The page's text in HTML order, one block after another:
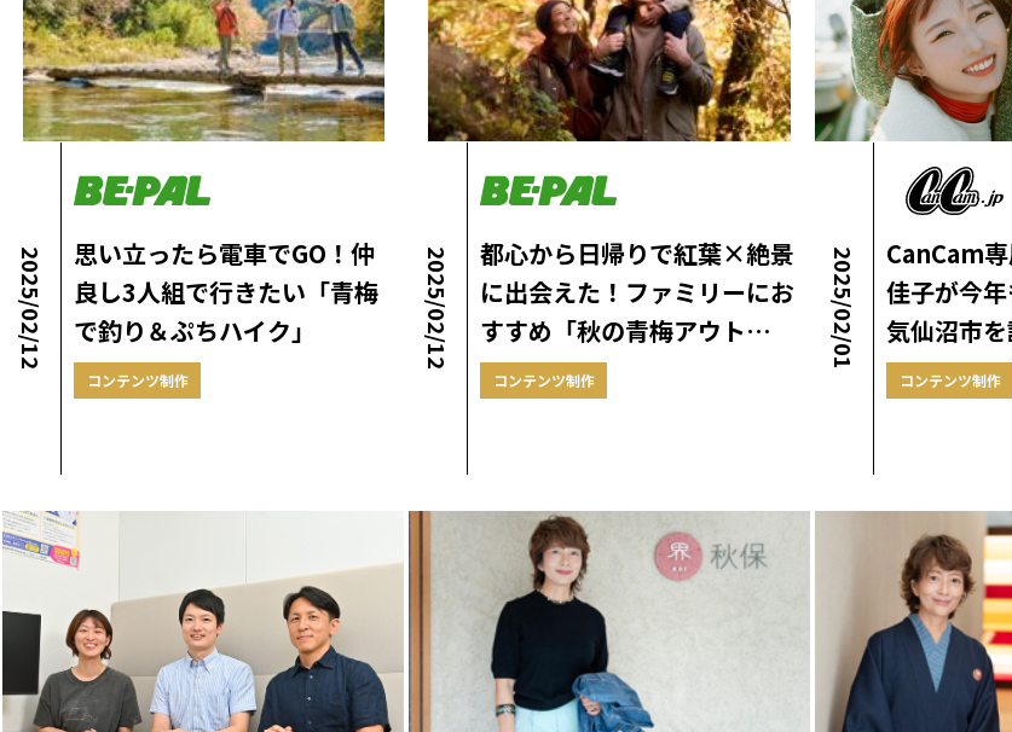
2025/02/12
思い立ったら電車でGO！仲
良し3人組で行きたい「青梅
で釣り＆ぷちハイク」
コンテンツ制作
2025/02/12
都心から日帰りで紅葉×絶景
に出会えた！ファミリーにお
すすめ「秋の青梅アウト…
コンテンツ制作
2025/02/01
CanCam
佳子が今
気仙沼市
コンテンツ制作